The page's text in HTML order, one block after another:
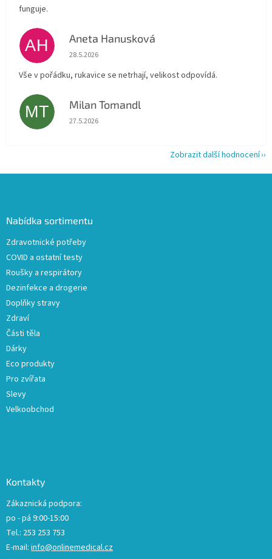
funguje.
AH Aneta Hanusková
Hodnocení obchodu je 5 z 5 hvězdiček.
28.5.2026
Vše v pořádku, rukavice se netrhají, velikost odpovídá.
MT Milan Tomandl
Hodnocení obchodu je 5 z 5 hvězdiček.
27.5.2026
Zobrazit další hodnocení
Nabídka sortimentu
Zdravotnické potřeby
COVID a ostatní testy
Roušky a respirátory
Dezinfekce a drogerie
Doplňky stravy
Zdraví
Části těla
Dárky
Eco produkty
Pro zvířata
Slevy
Velkoobchod
Kontakty
Zákaznická podpora:
po - pá 9:00-15:00
Tel.: 253 253 753
E-mail: info@onlinemedical.cz